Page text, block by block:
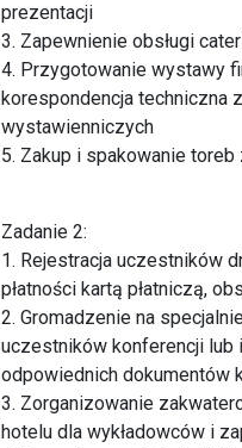
prezentacji
3. Zapewnienie obsługi
4. Przygotowanie wystawy
korespondencja
wystawienniczych
5. Zakup i spakowanie
Zadanie 2:
1. Rejestracja uczestników
płatności kartą płatniczą,
2. Gromadzenie na
uczestników konferencji lub
odpowiednich dokumentów
3. Zorganizowanie
hotelu dla wykładowców i